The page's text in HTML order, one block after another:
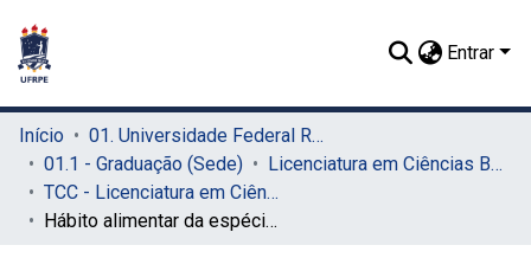
Entrar
Início
01. Universidade Federal Rural de Pernambuco - UFRPE (Sede)
01.1 - Graduação (Sede)
Licenciatura em Ciências Biológicas (Sede)
TCC - Licenciatura em Ciências Biológicas (Sede)
Hábito alimentar da espécie Pseudupeneus maculatus, Bloch, 1793, capturada no nordeste brasileiro